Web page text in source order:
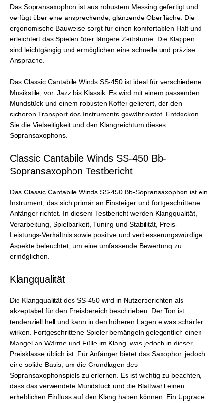
Das Sopransaxophon ist aus robustem Messing gefertigt und
verfügt über eine ansprechende, glänzende Oberfläche. Die
ergonomische Bauweise sorgt für einen komfortablen Halt und
erleichtert das Spielen über längere Zeiträume. Die Klappen
sind leichtgängig und ermöglichen eine schnelle und präzise
Ansprache.
Das Classic Cantabile Winds SS-450 ist ideal für verschiedene
Musikstile, von Jazz bis Klassik. Es wird mit einem passenden
Mundstück und einem robusten Koffer geliefert, der den
sicheren Transport des Instruments gewährleistet. Entdecken
Sie die Vielseitigkeit und den Klangreichtum dieses
Sopransaxophons.
Classic Cantabile Winds SS-450 Bb-
Sopransaxophon Testbericht
Das Classic Cantabile Winds SS-450 Bb-Sopransaxophon ist ein
Instrument, das sich primär an Einsteiger und fortgeschrittene
Anfänger richtet. In diesem Testbericht werden Klangqualität,
Verarbeitung, Spielbarkeit, Tuning und Stabilität, Preis-
Leistungs-Verhältnis sowie positive und verbesserungswürdige
Aspekte beleuchtet, um eine umfassende Bewertung zu
ermöglichen.
Klangqualität
Die Klangqualität des SS-450 wird in Nutzerberichten als
akzeptabel für den Preisbereich beschrieben. Der Ton ist
tendenziell hell und kann in den höheren Lagen etwas schärfer
wirken. Fortgeschrittene Spieler bemängeln gelegentlich einen
Mangel an Wärme und Fülle im Klang, was jedoch in dieser
Preisklasse üblich ist. Für Anfänger bietet das Saxophon jedoch
eine solide Basis, um die Grundlagen des
Sopransaxophonspiels zu erlernen. Es ist wichtig zu beachten,
dass das verwendete Mundstück und die Blattwahl einen
erheblichen Einfluss auf den Klang haben können. Ein Upgrade